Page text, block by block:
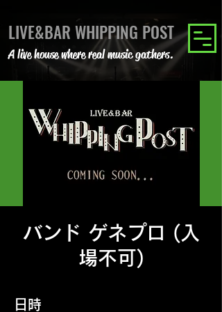
LIVE&BAR WHIPPING POST
A live house where real music gathers.
バンド ゲネプロ (入
場不可)
日時